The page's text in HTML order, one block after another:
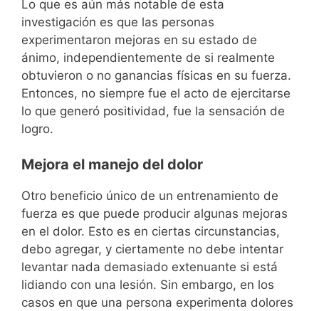
Lo que es aún más notable de esta
investigación es que las personas
experimentaron mejoras en su estado de
ánimo, independientemente de si realmente
obtuvieron o no ganancias físicas en su fuerza.
Entonces, no siempre fue el acto de ejercitarse
lo que generó positividad, fue la sensación de
logro.
Mejora el manejo del dolor
Otro beneficio único de un entrenamiento de
fuerza es que puede producir algunas mejoras
en el dolor. Esto es en ciertas circunstancias,
debo agregar, y ciertamente no debe intentar
levantar nada demasiado extenuante si está
lidiando con una lesión. Sin embargo, en los
casos en que una persona experimenta dolores